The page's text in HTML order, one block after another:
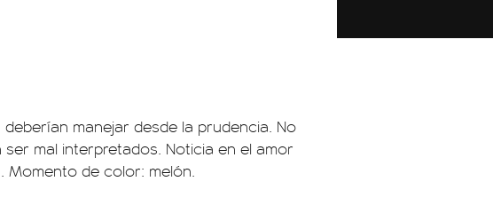
manejar desde la prudencia. No
mal interpretados. Noticia en el amor
Momento de color: melón.
como "una lista sábana con
y destacó "la movilización